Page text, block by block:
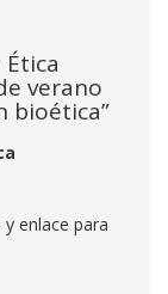
verano
bioética”
enlace para